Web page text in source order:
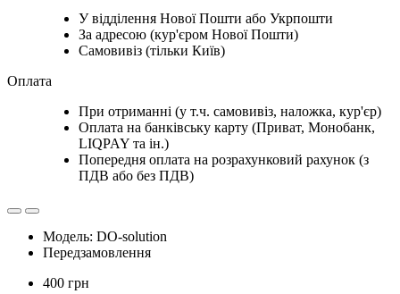
У відділення Нової Пошти або Укрпошти
За адресою (кур'єром Нової Пошти)
Самовивіз (тільки Київ)
Оплата
При отриманні (у т.ч. самовивіз, наложка, кур'єр)
Оплата на банківську карту (Приват, Монобанк,
LIQPAY та ін.)
Попередня оплата на розрахунковий рахунок (з
ПДВ або без ПДВ)
Модель: DO-solution
Передзамовлення
400 грн